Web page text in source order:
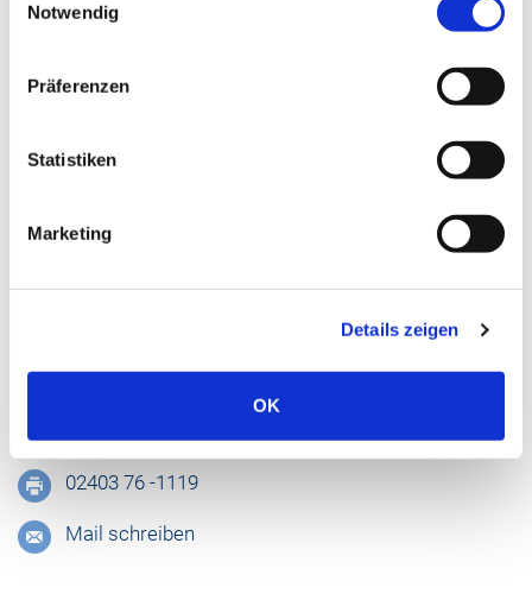
Notwendig
Präferenzen
Statistiken
Marketing
Details zeigen
OK
MEHR INFOS ZUR FLUTKATASTROPHE 14./15.
AUSZUG "SAH-HISTORIE" AUS DER SAH-JOURNAL
St.-Antonius-Hospital gemeinnützige GmbH
52249 Eschweiler
02403 76 -1119
Mail schreiben